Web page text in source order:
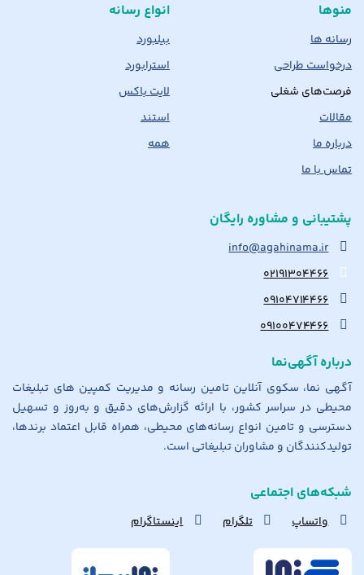
منوها
رسانه ها
درخواست طراحی
فرصت‌های شغلی
مقالات
درباره ما
تماس با ما
انواع رسانه
بیلبورد
استرابورد
لایت باکس
استند
همه
پشتیبانی و مشاوره رایگان
info@agahinama.ir
۰۲۱۹۱۳۰۴۴۶۶
۰۹۱۰۴۷۱۴۴۶۶
۰۹۱۰۰۴۷۴۴۶۶
درباره آگهی‌نما
آگهی نما، سکوی آنلاین تامین رسانه و مدیریت کمپین های تبلیغات
محیطی در سراسر کشور، با ارائه گزارش‌های دقیق و به‌روز و تسهیل
دسترسی و تامین انواع رسانه‌های محیطی، همراه قابل اعتماد برندها،
تولیدکنندگان و مشاوران تبلیغاتی است.
شبکه‌های اجتماعی
واتساپ تلگرام اینستاگرام